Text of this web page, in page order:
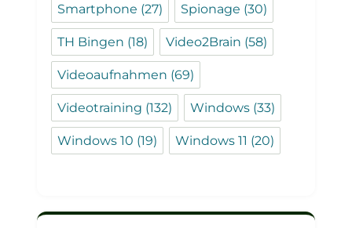
Smartphone (27) Spionage (30)
TH Bingen (18) Video2Brain (58)
Videoaufnahmen (69)
Videotraining (132) Windows (33)
Windows 10 (19) Windows 11 (20)